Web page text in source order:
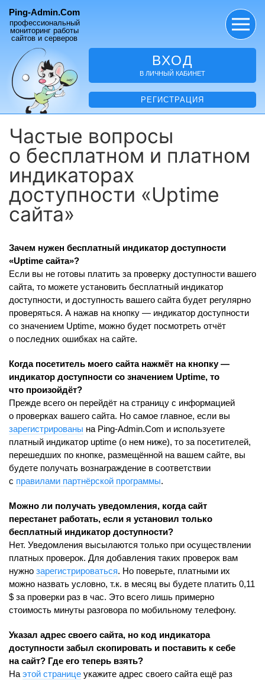
Ping-Admin.Com
профессиональный
мониторинг работы
сайтов и серверов
ВХОД
В ЛИЧНЫЙ КАБИНЕТ
РЕГИСТРАЦИЯ
Частые вопросы
о бесплатном и платном
индикаторах
доступности «Uptime
сайта»
Зачем нужен бесплатный индикатор доступности
«Uptime сайта»?
Если вы не готовы платить за проверку доступности вашего
сайта, то можете установить бесплатный индикатор
доступности, и доступность вашего сайта будет регулярно
проверяться. А нажав на кнопку — индикатор доступности
со значением Uptime, можно будет посмотреть отчёт
о последних ошибках на сайте.
Когда посетитель моего сайта нажмёт на кнопку —
индикатор доступности со значением Uptime, то
что произойдёт?
Прежде всего он перейдёт на страницу с информацией
о проверках вашего сайта. Но самое главное, если вы
зарегистрированы на Ping-Admin.Com и используете
платный индикатор uptime (о нем ниже), то за посетителей,
перешедших по кнопке, размещённой на вашем сайте, вы
будете получать вознаграждение в соответствии
с правилами партнёрской программы.
Можно ли получать уведомления, когда сайт
перестанет работать, если я установил только
бесплатный индикатор доступности?
Нет. Уведомления высылаются только при осуществлении
платных проверок. Для добавления таких проверок вам
нужно зарегистрироваться. Но поверьте, платными их
можно назвать условно, т.к. в месяц вы будете платить 0,11
$ за проверки раз в час. Это всего лишь примерно
стоимость минуты разговора по мобильному телефону.
Указал адрес своего сайта, но код индикатора
доступности забыл скопировать и поставить к себе
на сайт? Где его теперь взять?
На этой странице укажите адрес своего сайта ещё раз